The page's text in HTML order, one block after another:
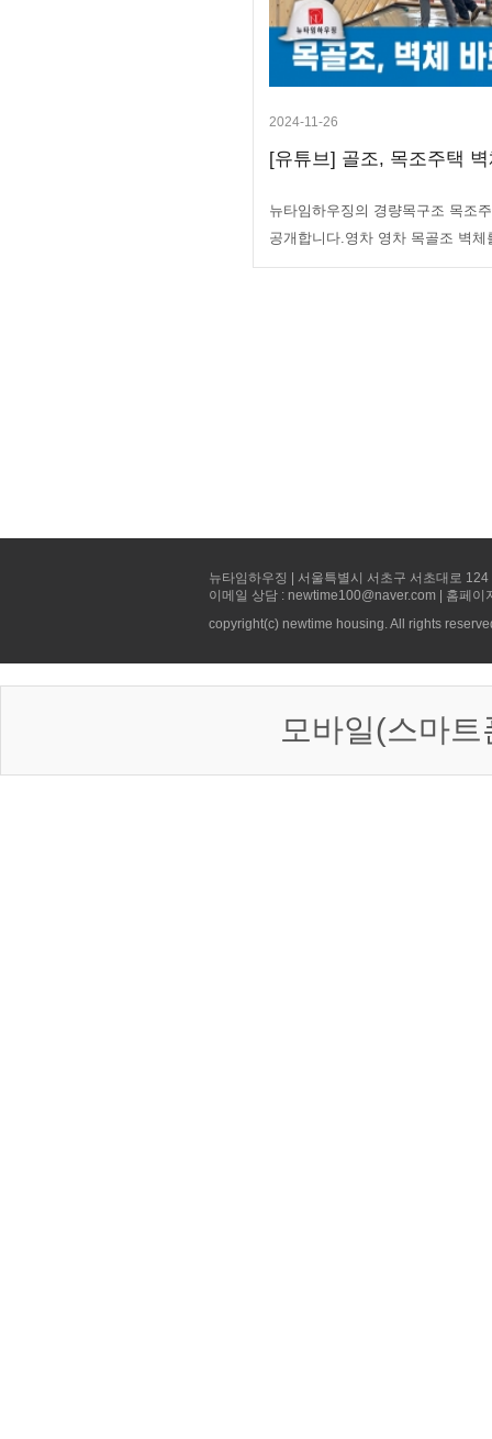
2024-11-26
[유튜브] 골조, 목조주택
뉴타임하우징의 경량목구조 목조
공개합니다.영차 영차 목골조 벽
뉴타임하우징 | 서울특별시 서초구 서초대로
이메일 상담 : newtime100@naver.com | 홈페
copyright(c) newtime housing. All rights
모바일(스마